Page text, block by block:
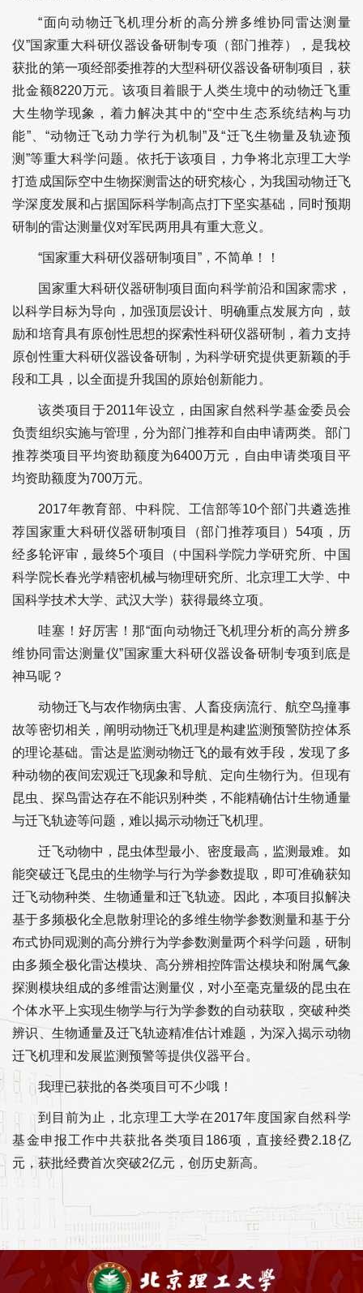
“面向动物迁飞机理分析的高分辨多维协同雷达测量
仪”国家重大科研仪器设备研制专项（部门推荐），是我校
获批的第一项经部委推荐的大型科研仪器设备研制项目，获
批金额8220万元。该项目着眼于人类生境中的动物迁飞重
大生物学现象，着力解决其中的“空中生态系统结构与功
能”、“动物迁飞动力学行为机制”及“迁飞生物量及轨迹预
测”等重大科学问题。依托于该项目，力争将北京理工大学
打造成国际空中生物探测雷达的研究核心，为我国动物迁飞
学深度发展和占据国际科学制高点打下坚实基础，同时预期
研制的雷达测量仪对军民两用具有重大意义。
“国家重大科研仪器研制项目”，不简单！！
国家重大科研仪器研制项目面向科学前沿和国家需求，
以科学目标为导向，加强顶层设计、明确重点发展方向，鼓
励和培育具有原创性思想的探索性科研仪器研制，着力支持
原创性重大科研仪器设备研制，为科学研究提供更新颖的手
段和工具，以全面提升我国的原始创新能力。
该类项目于2011年设立，由国家自然科学基金委员会
负责组织实施与管理，分为部门推荐和自由申请两类。部门
推荐类项目平均资助额度为6400万元，自由申请类项目平
均资助额度为700万元。
2017年教育部、中科院、工信部等10个部门共遴选推
荐国家重大科研仪器研制项目（部门推荐项目）54项，历
经多轮评审，最终5个项目（中国科学院力学研究所、中国
科学院长春光学精密机械与物理研究所、北京理工大学、中
国科学技术大学、武汉大学）获得最终立项。
哇塞！好厉害！那“面向动物迁飞机理分析的高分辨多
维协同雷达测量仪”国家重大科研仪器设备研制专项到底是
神马呢？
动物迁飞与农作物病虫害、人畜疫病流行、航空鸟撞事
故等密切相关，阐明动物迁飞机理是构建监测预警防控体系
的理论基础。雷达是监测动物迁飞的最有效手段，发现了多
种动物的夜间宏观迁飞现象和导航、定向生物行为。但现有
昆虫、探鸟雷达存在不能识别种类，不能精确估计生物通量
与迁飞轨迹等问题，难以揭示动物迁飞机理。
迁飞动物中，昆虫体型最小、密度最高，监测最难。如
能突破迁飞昆虫的生物学与行为学参数提取，即可准确获知
迁飞动物种类、生物通量和迁飞轨迹。因此，本项目拟解决
基于多频极化全息散射理论的多维生物学参数测量和基于分
布式协同观测的高分辨行为学参数测量两个科学问题，研制
由多频全极化雷达模块、高分辨相控阵雷达模块和附属气象
探测模块组成的多维雷达测量仪，对小至毫克量级的昆虫在
个体水平上实现生物学与行为学参数的自动获取，突破种类
辨识、生物通量及迁飞轨迹精准估计难题，为深入揭示动物
迁飞机理和发展监测预警等提供仪器平台。
我理已获批的各类项目可不少哦！
到目前为止，北京理工大学在2017年度国家自然科学
基金申报工作中共获批各类项目186项，直接经费2.18亿
元，获批经费首次突破2亿元，创历史新高。